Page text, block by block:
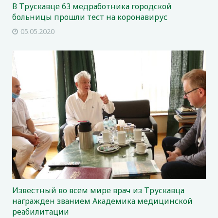
В Трускавце 63 медработника городской
больницы прошли тест на коронавирус
05.05.2020
Известный во всем мире врач из Трускавца
награжден званием Академика медицинской
реабилитации